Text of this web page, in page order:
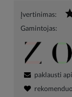
Įvertinimas:
Gamintojas:
paklausti